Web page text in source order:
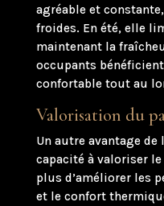
agréable et
froides. En été, elle
maintenant la
occupants
confortable tout au
Valorisation du
Un autre avantage
capacité à valoriser
plus d’améliorer les
et le confort